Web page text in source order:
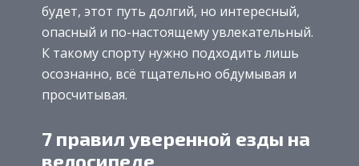
будет, этот путь долгий, но интересный,
опасный и по-настоящему увлекательный.
К такому спорту нужно подходить лишь
осознанно, всё тщательно обдумывая и
просчитывая.
7 правил уверенной езды на
велосипеде